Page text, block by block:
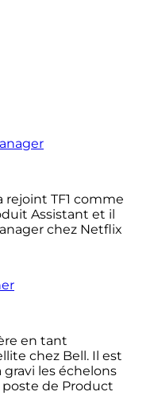
rejoint TF1 comme
Assistant et il
chez Netflix
en tant
chez Bell. Il est
gravi les échelons
poste de Product